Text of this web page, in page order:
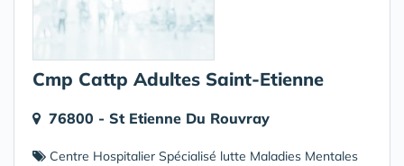
Cmp Cattp Adultes Saint-Etienne
76800 - St Etienne Du Rouvray
Centre Hospitalier Spécialisé lutte Maladies Mentales